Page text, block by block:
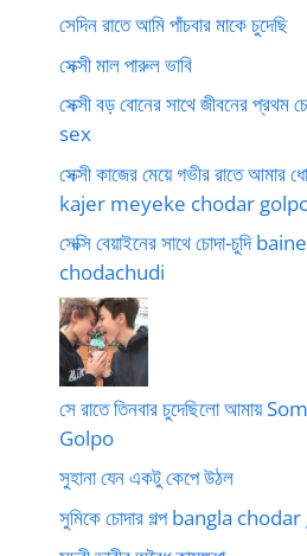
সেদিন রাতে আমি পাঁচবার মাকে চুদেছি
সেক্সী মাল পারুল ভাবি
সেক্সী বড় বোনের সাথে জীবনের
sex
সেক্সী কাজের মেয়ে গভীর রাতে
kajer meyeke chodar
সেক্সি বেয়াইনের সাথে চোদা-চুদি
chodachudi
সে রাতে তিনবার চুদেছিলো আমায়
Golpo
সুহানা যেন একটু কেপে উঠল
সুমিকে চোদার গল্প bangla